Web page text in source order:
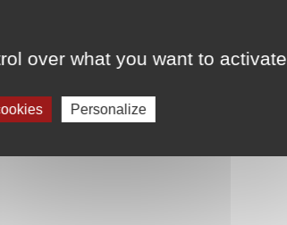
over what you want to activate
Personalize